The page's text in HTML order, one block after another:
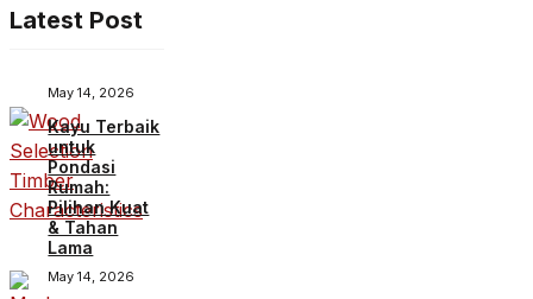
Latest Post
May 14, 2026
Kayu Terbaik
untuk
Pondasi
Rumah:
Pilihan Kuat
& Tahan
Lama
May 14, 2026